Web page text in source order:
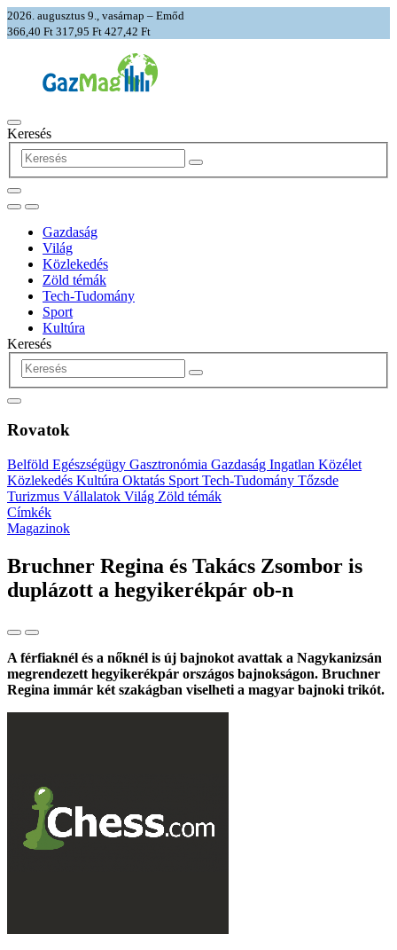
2026. augusztus 9., vasárnap – Emőd
366,40 Ft 317,95 Ft 427,42 Ft
Keresés
Gazdaság
Világ
Közlekedés
Zöld témák
Tech-Tudomány
Sport
Kultúra
Keresés
Rovatok
Belföld Egészségügy Gasztronómia Gazdaság Ingatlan Közélet
Közlekedés Kultúra Oktatás Sport Tech-Tudomány Tőzsde
Turizmus Vállalatok Világ Zöld témák
Címkék
Magazinok
Bruchner Regina és Takács Zsombor is
duplázott a hegyikerékpár ob-n
A férfiaknél és a nőknél is új bajnokot avattak a Nagykanizsán
megrendezett hegyikerékpár országos bajnokságon. Bruchner
Regina immár két szakágban viselheti a magyar bajnoki trikót.